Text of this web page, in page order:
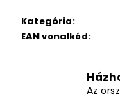
Kategória:
EAN vonalkód:
Az